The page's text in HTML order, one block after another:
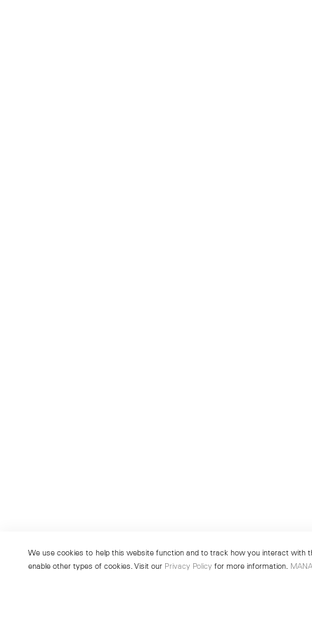
We use cookies to help this website function and to track how you interact with
enable other types of cookies. Visit our Privacy Policy for more information.